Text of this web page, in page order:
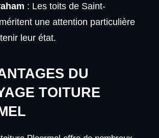
: Les toits de Saint-
une attention particulière
leur état.
DU
TOITURE